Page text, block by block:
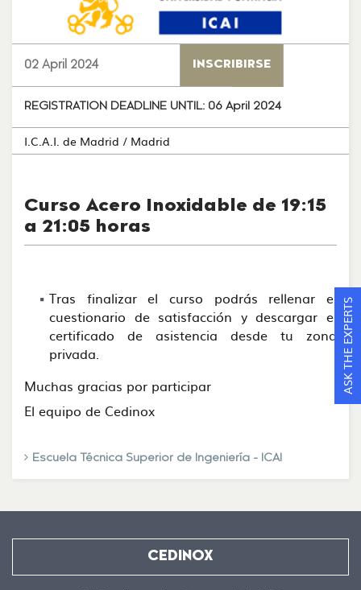
02 April 2024 INSCRIBIRSE
REGISTRATION DEADLINE UNTIL: 06 April 2024
I.C.A.I. de Madrid / Madrid
Curso Acero Inoxidable de 19:15
a 21:05 horas
Tras finalizar el curso podrás rellenar el
cuestionario de satisfacción y descargar el
certificado de asistencia desde tu zona
privada.
Muchas gracias por participar
El equipo de Cedinox
Escuela Técnica Superior de Ingeniería - ICAI
CEDINOX
ASK THE EXPERTS